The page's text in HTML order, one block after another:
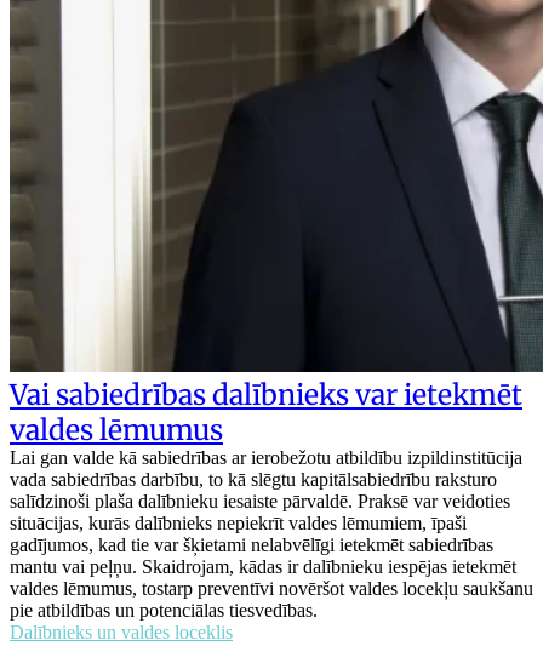
Vai sabiedrības dalībnieks var ietekmēt
valdes lēmumus
Lai gan valde kā sabiedrības ar ierobežotu atbildību izpildinstitūcija
vada sabiedrības darbību, to kā slēgtu kapitālsabiedrību raksturo
salīdzinoši plaša dalībnieku iesaiste pārvaldē. Praksē var veidoties
situācijas, kurās dalībnieks nepiekrīt valdes lēmumiem, īpaši
gadījumos, kad tie var šķietami nelabvēlīgi ietekmēt sabiedrības
mantu vai peļņu. Skaidrojam, kādas ir dalībnieku iespējas ietekmēt
valdes lēmumus, tostarp preventīvi novēršot valdes locekļu saukšanu
pie atbildības un potenciālas tiesvedības.
Dalībnieks un valdes loceklis